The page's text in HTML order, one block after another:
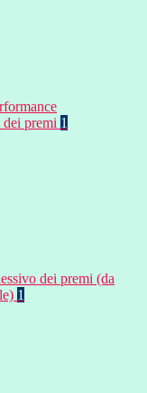
premi 1
dei premi (da
1